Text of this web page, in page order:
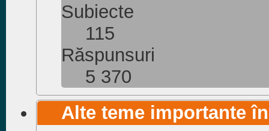
Subiecte
115
Răspunsuri
5 370
Alte teme importante